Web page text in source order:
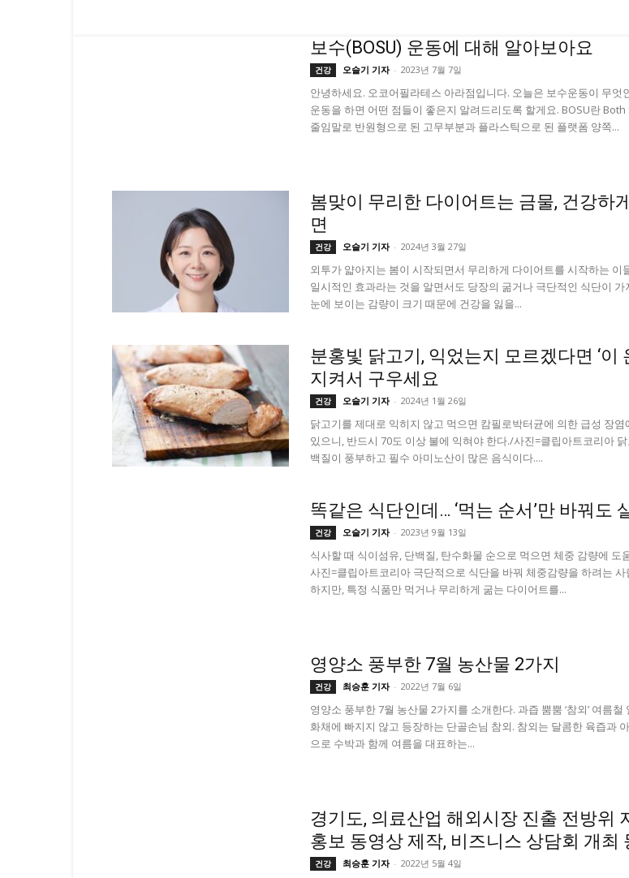
보수(BOSU) 운동에 대해 알아보아요
건강 오슬기 기자 - 2023년 7월 7일
안녕하세요. 오코어필라테스 아라점입니다. 오늘은 보수운동이 무엇
운동을 하면 어떤 점들이 좋은지 알려드리도록 할게요. BOSU란 Both
줄임말로 반원형으로 된 고무부분과 플라스틱으로 된 플랫폼 양쪽...
봄맞이 무리한 다이어트는 금물, 건강하
면
건강 오슬기 기자 - 2024년 3월 27일
외투가 얇아지는 봄이 시작되면서 무리하게 다이어트를 시작하는 이
일시적인 효과라는 것을 알면서도 당장의 굶거나 극단적인 식단이 가
눈에 보이는 감량이 크기 때문에 건강을 잃을...
분홍빛 닭고기, 익었는지 모르겠다면 ‘이
지켜서 구우세요
건강 오슬기 기자 - 2024년 1월 26일
닭고기를 제대로 익히지 않고 먹으면 캄필로박터균에 의한 급성 장염
있으니, 반드시 70도 이상 불에 익혀야 한다./사진=클립아트코리아
백질이 풍부하고 필수 아미노산이 많은 음식이다....
똑같은 식단인데… ‘먹는 순서’만 바꿔도
건강 오슬기 기자 - 2023년 9월 13일
식사할 때 식이섬유, 단백질, 탄수화물 순으로 먹으면 체중 감량에 도
사진=클립아트코리아 극단적으로 식단을 바꿔 체중감량을 하려는 사
하지만, 특정 식품만 먹거나 무리하게 굶는 다이어트를...
영양소 풍부한 7월 농산물 2가지
건강 최승훈 기자 - 2022년 7월 6일
영양소 풍부한 7월 농산물 2가지를 소개한다. 과즙 뿜뿜 ‘참외’ 여름철
화채에 빠지지 않고 등장하는 단골손님 참외. 참외는 달콤한 육즙과
으로 수박과 함께 여름을 대표하는...
경기도, 의료산업 해외시장 진출 전방위
홍보 동영상 제작, 비즈니스 상담회 개최
건강 최승훈 기자 - 2022년 5월 4일